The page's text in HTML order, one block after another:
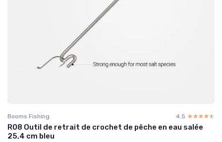
Booms Fishing 4.5 ☆☆☆☆☆
★★★★★
R08 Outil de retrait de crochet de pêche en eau salée
25,4 cm bleu